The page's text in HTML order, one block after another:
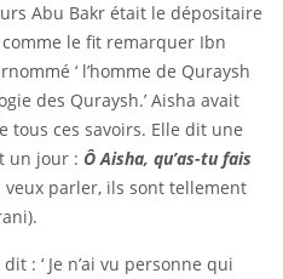
Abu Bakr était le dépositaire
le fit remarquer Ibn
‘ l’homme de Quraysh
des Quraysh.’ Aisha avait
ces savoirs. Elle dit une
un jour : Ô Aisha, qu’as-tu fais
parler, ils sont tellement
: ‘ Je n’ai vu personne qui